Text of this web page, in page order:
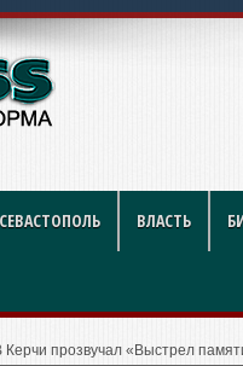
строительной
СЕВАСТОПОЛЬ ВЛАСТЬ
Керчи прозвучал «Выстрел